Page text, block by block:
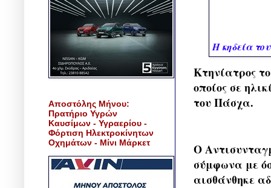
Η κηδεία
Κτηνίατρος
οποίος σε
του Πάσχα.
Ο
σύμφωνα με
αισθάνθηκε
Αποστόλης Μήνου:
Πρατήριο Υγρών
Καυσίμων - Υγραερίου -
Φόρτιση Ηλεκτροκίνητων
Οχημάτων - Μίνι Μάρκετ